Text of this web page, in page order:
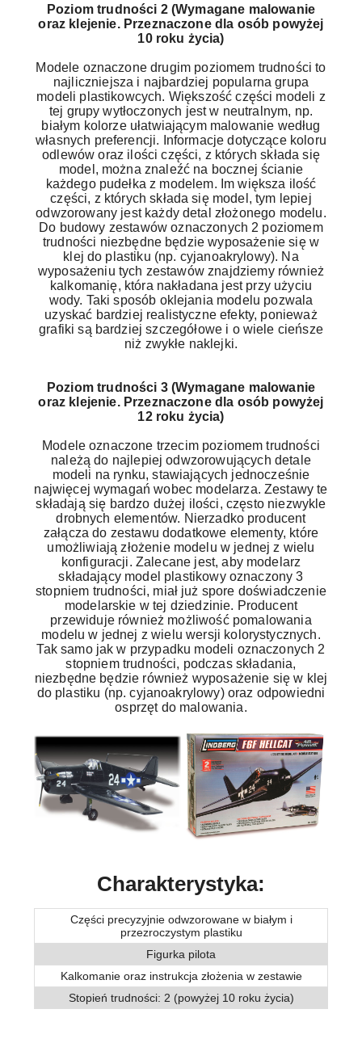
Poziom trudności 2 (Wymagane malowanie
oraz klejenie. Przeznaczone dla osób powyżej
10 roku życia)
Modele oznaczone drugim poziomem trudności to
najliczniejsza i najbardziej popularna grupa
modeli plastikowcych. Większość części modeli z
tej grupy wytłoczonych jest w neutralnym, np.
białym kolorze ułatwiającym malowanie według
własnych preferencji. Informacje dotyczące koloru
odlewów oraz ilości części, z których składa się
model, można znaleźć na bocznej ścianie
każdego pudełka z modelem. Im większa ilość
części, z których składa się model, tym lepiej
odwzorowany jest każdy detal złożonego modelu.
Do budowy zestawów oznaczonych 2 poziomem
trudności niezbędne będzie wyposażenie się w
klej do plastiku (np. cyjanoakrylowy). Na
wyposażeniu tych zestawów znajdziemy również
kalkomanię, która nakładana jest przy użyciu
wody. Taki sposób oklejania modelu pozwala
uzyskać bardziej realistyczne efekty, ponieważ
grafiki są bardziej szczegółowe i o wiele cieńsze
niż zwykłe naklejki.
Poziom trudności 3 (Wymagane malowanie
oraz klejenie. Przeznaczone dla osób powyżej
12 roku życia)
Modele oznaczone trzecim poziomem trudności
należą do najlepiej odwzorowujących detale
modeli na rynku, stawiających jednocześnie
najwięcej wymagań wobec modelarza. Zestawy te
składają się bardzo dużej ilości, często niezwykle
drobnych elementów. Nierzadko producent
załącza do zestawu dodatkowe elementy, które
umożliwiają złożenie modelu w jednej z wielu
konfiguracji. Zalecane jest, aby modelarz
składający model plastikowy oznaczony 3
stopniem trudności, miał już spore doświadczenie
modelarskie w tej dziedzinie. Producent
przewiduje również możliwość pomalowania
modelu w jednej z wielu wersji kolorystycznych.
Tak samo jak w przypadku modeli oznaczonych 2
stopniem trudności, podczas składania,
niezbędne będzie również wyposażenie się w klej
do plastiku (np. cyjanoakrylowy) oraz odpowiedni
osprzęt do malowania.
Charakterystyka:
Części precyzyjnie odwzorowane w białym i
przezroczystym plastiku
Figurka pilota
Kalkomanie oraz instrukcja złożenia w zestawie
Stopień trudności: 2 (powyżej 10 roku życia)